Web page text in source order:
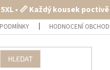
• 📏 Každý kousek
HODNOCENÍ
HLEDAT